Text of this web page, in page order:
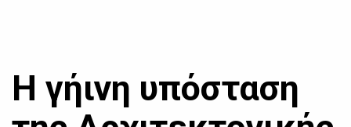
Η γήινη υπόσταση